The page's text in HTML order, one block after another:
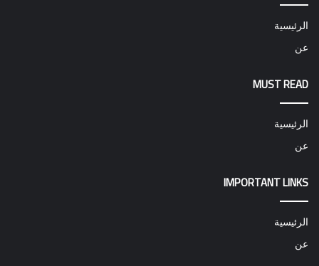
الرئيسية
عن
MUST READ
الرئيسية
عن
IMPORTANT LINKS
الرئيسية
عن